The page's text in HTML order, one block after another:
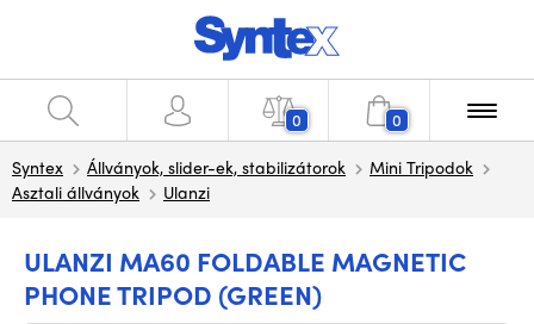
0 0
Syntex Állványok, slider-ek, stabilizátorok
Mini Tripodok
Asztali állványok
Ulanzi
ULANZI MA60 FOLDABLE MAGNETIC
PHONE TRIPOD (GREEN)